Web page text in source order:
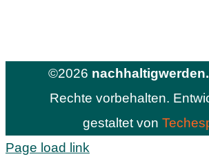
©2026
Rechte vorbehalten.
gestaltet von
Page load link